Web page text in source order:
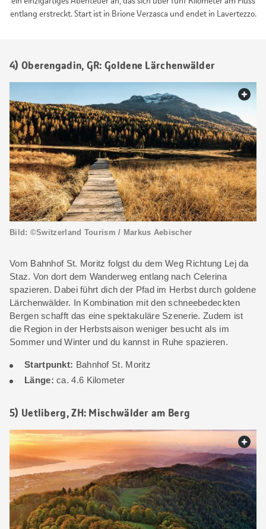
entlang erstreckt. Start ist in Brione Verzasca und endet in Lavertezzo.
4) Oberengadin, GR: Goldene Lärchenwälder
Bild: ©Switzerland Tourism / Markus Aebischer
Vom Bahnhof St. Moritz folgst du dem Weg Richtung Lej da
Staz. Von dort dem Wanderweg entlang nach Celerina
spazieren. Dabei führt dich der Pfad im Herbst durch goldene
Lärchenwälder. In Kombination mit den schneebedeckten
Bergen schafft das eine spektakuläre Szenerie. Zudem ist
die Region in der Herbstsaison weniger besucht als im
Sommer und Winter und du kannst in Ruhe spazieren.
Startpunkt: Bahnhof St. Moritz
Länge: ca. 4.6 Kilometer
5) Uetliberg, ZH: Mischwälder am Berg